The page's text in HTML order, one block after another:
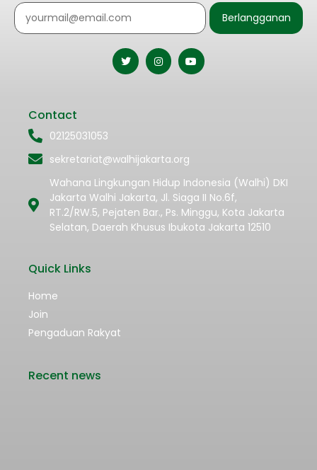
Berlangganan
Contact
02125031053
sekretariat@walhijakarta.org
Wahana Lingkungan Hidup Indonesia (Walhi) DKI
Jakarta Walhi Jakarta, Jl. Siaga II No.6f,
RT.2/RW.5, Pejaten Bar., Ps. Minggu, Kota Jakarta
Selatan, Daerah Khusus Ibukota Jakarta 12510
Quick Links
Home
Join
Pengaduan Rakyat
Recent news